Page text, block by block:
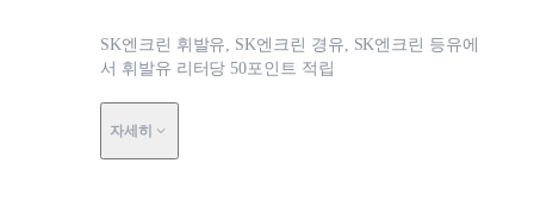
SK엔크린 휘발유, SK엔크린 경유, SK엔크린 등유에
서 휘발유 리터당 50포인트 적립
자세히